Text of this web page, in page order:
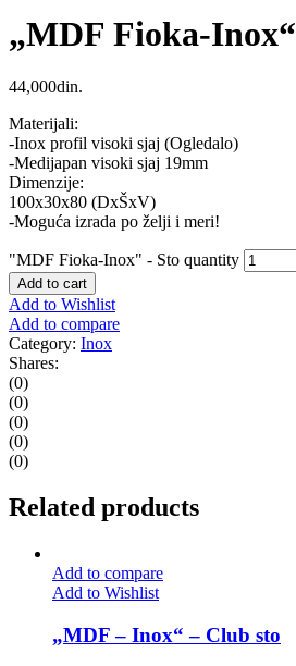
„MDF Fioka-
44,000din.
Materijali:
-Inox profil visoki sjaj (Ogledalo)
-Medijapan visoki sjaj 19mm
Dimenzije:
100x30x80 (DxŠxV)
-Moguća izrada po želji i meri!
"MDF Fioka-Inox" - Sto quantity
Add to cart
Add to Wishlist
Add to compare
Category: Inox
Shares:
(0)
(0)
(0)
(0)
(0)
Related products
Add to compare
Add to Wishlist
„MDF – Inox“ – Club sto